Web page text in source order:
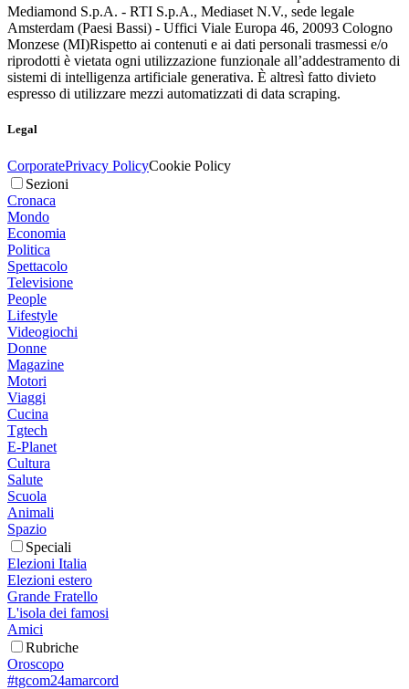
Mediamond S.p.A. - RTI S.p.A., Mediaset N.V., sede legale
Amsterdam (Paesi Bassi) - Uffici Viale Europa 46, 20093 Cologno
Monzese (MI)Rispetto ai contenuti e ai dati personali trasmessi e/o
riprodotti è vietata ogni utilizzazione funzionale all’addestramento di
sistemi di intelligenza artificiale generativa. È altresì fatto divieto
espresso di utilizzare mezzi automatizzati di data scraping.
Legal
CorporatePrivacy PolicyCookie Policy
Sezioni
Cronaca
Mondo
Economia
Politica
Spettacolo
Televisione
People
Lifestyle
Videogiochi
Donne
Magazine
Motori
Viaggi
Cucina
Tgtech
E-Planet
Cultura
Salute
Scuola
Animali
Spazio
Speciali
Elezioni Italia
Elezioni estero
Grande Fratello
L'isola dei famosi
Amici
Rubriche
Oroscopo
#tgcom24amarcord